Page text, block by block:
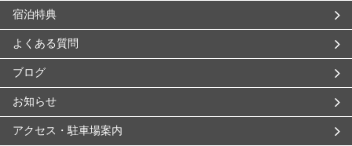
宿泊特典
よくある質問
ブログ
お知らせ
アクセス・駐車場案内